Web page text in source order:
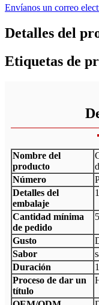
Envíanos un correo
Detalles del
Etiquetas de
Nombre del
producto
Número
Detalles del
embalaje
Cantidad mínima
de pedido
Gusto
Sabor
Duración
Proceso de dar un
título